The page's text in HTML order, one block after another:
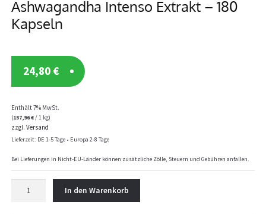
Ashwagandha Intenso Extrakt – 180
Kapseln
24,80 €
Enthält 7% MwSt.
(157,96€/ 1 kg)
zzgl.Versand
Lieferzeit: DE 1-5 Tage • Europa 2-8 Tage
Bei Lieferungen in Nicht-EU-Länder können zusätzliche Zölle, Steuern und Gebühren anfallen.
In den Warenkorb